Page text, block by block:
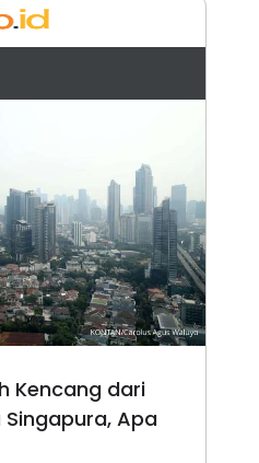
Kencang dari
Apa